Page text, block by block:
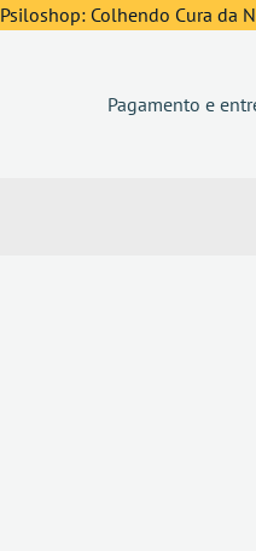
Psiloshop: Colhendo Cura da
Pagamento e